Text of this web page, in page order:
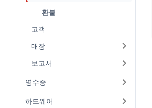
환불
고객
매장
보고서
영수증
하드웨어